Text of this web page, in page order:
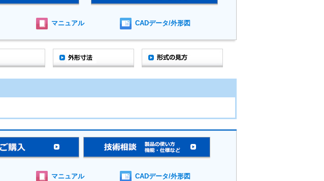
マニュアル CADデータ/外形図
マニュアル CADデータ/外形図